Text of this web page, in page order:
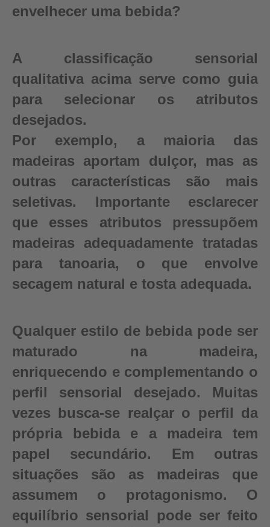
envelhecer uma bebida?
A classificação sensorial
qualitativa acima serve como guia
para selecionar os atributos
desejados.
Por exemplo, a maioria das
madeiras aportam dulçor, mas as
outras características são mais
seletivas. Importante esclarecer
que esses atributos pressupõem
madeiras adequadamente tratadas
para tanoaria, o que envolve
secagem natural e tosta adequada.
Qualquer estilo de bebida pode ser
maturado na madeira,
enriquecendo e complementando o
perfil sensorial desejado. Muitas
vezes busca-se realçar o perfil da
própria bebida e a madeira tem
papel secundário. Em outras
situações são as madeiras que
assumem o protagonismo. O
equilíbrio sensorial pode ser feito